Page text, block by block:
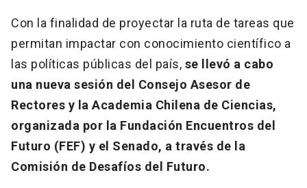
Con la finalidad de proyectar la ruta de tareas que
permitan impactar con conocimiento científico a
las políticas públicas del país, se llevó a cabo
una nueva sesión del Consejo Asesor de
Rectores y la Academia Chilena de Ciencias,
organizada por la Fundación Encuentros del
Futuro (FEF) y el Senado, a través de la
Comisión de Desafíos del Futuro.